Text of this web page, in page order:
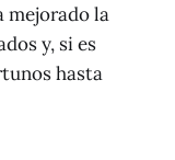
mejorado la
y, si es
hasta